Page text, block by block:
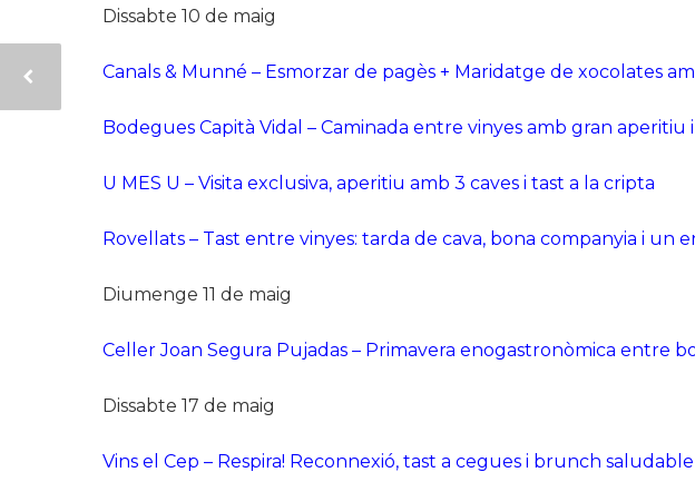
Dissabte 10 de maig
Canals & Munné – Esmorzar de pagès + Maridatge de xocolates
Bodegues Capità Vidal – Caminada entre vinyes amb gran aperitiu
U MES U – Visita exclusiva, aperitiu amb 3 caves i tast a la cripta
Rovellats – Tast entre vinyes: tarda de cava, bona companyia i un
Diumenge 11 de maig
Celler Joan Segura Pujadas – Primavera enogastronòmica entre
Dissabte 17 de maig
Vins el Cep – Respira! Reconnexió, tast a cegues i brunch saludable